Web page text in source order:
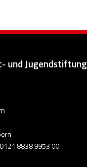
und Jugendstiftung
8838 9953 00